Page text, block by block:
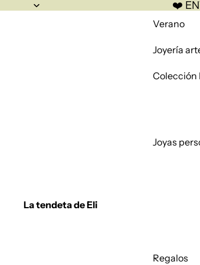
❤️
La tendeta de Eli
Verano
Joyería
Colección
Joyas
Regalos